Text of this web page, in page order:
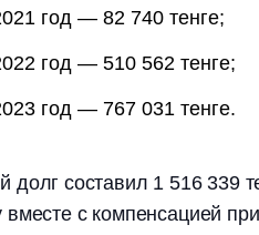
год — 82 740 тенге;
год — 510 562 тенге;
год — 767 031 тенге.
долг составил 1 516 339
вместе с компенсацией